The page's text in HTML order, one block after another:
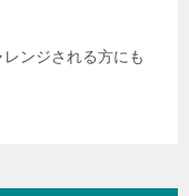
ンジされる方にも